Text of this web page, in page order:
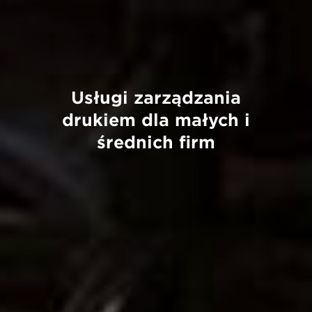
Usługi zarządzania
drukiem dla małych i
średnich firm